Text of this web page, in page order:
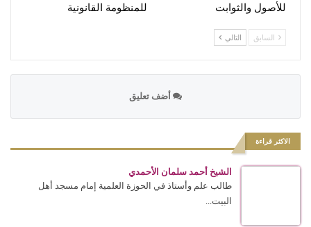
للأصول والثوابت
للمنظومة القانونية
السابق التالي
أضف تعليق
الاكثر قراءة
الشيخ أحمد سلمان الأحمدي
طالب علم وأستاذ في الحوزة العلمية إمام مسجد أهل
البيت...